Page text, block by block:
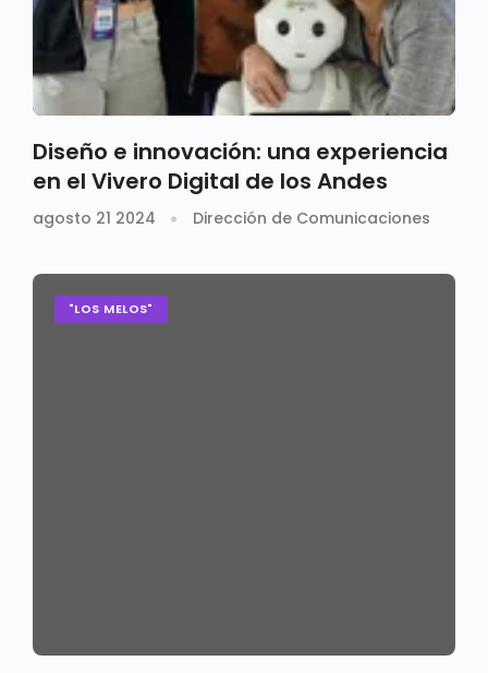
Diseño e innovación: una experiencia
en el Vivero Digital de los Andes
agosto 21 2024 Dirección de Comunicaciones
"LOS MELOS"